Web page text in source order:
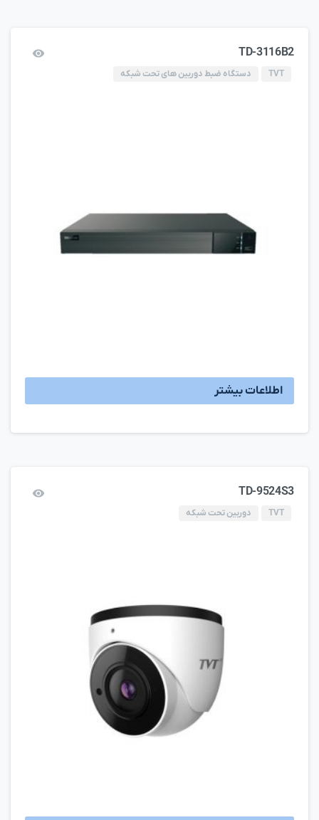
TD-3116B2
TVT دستگاه ضبط دوربین های تحت شبکه
اطلاعات بیشتر
TD-9524S3
TVT دوربین تحت شبکه